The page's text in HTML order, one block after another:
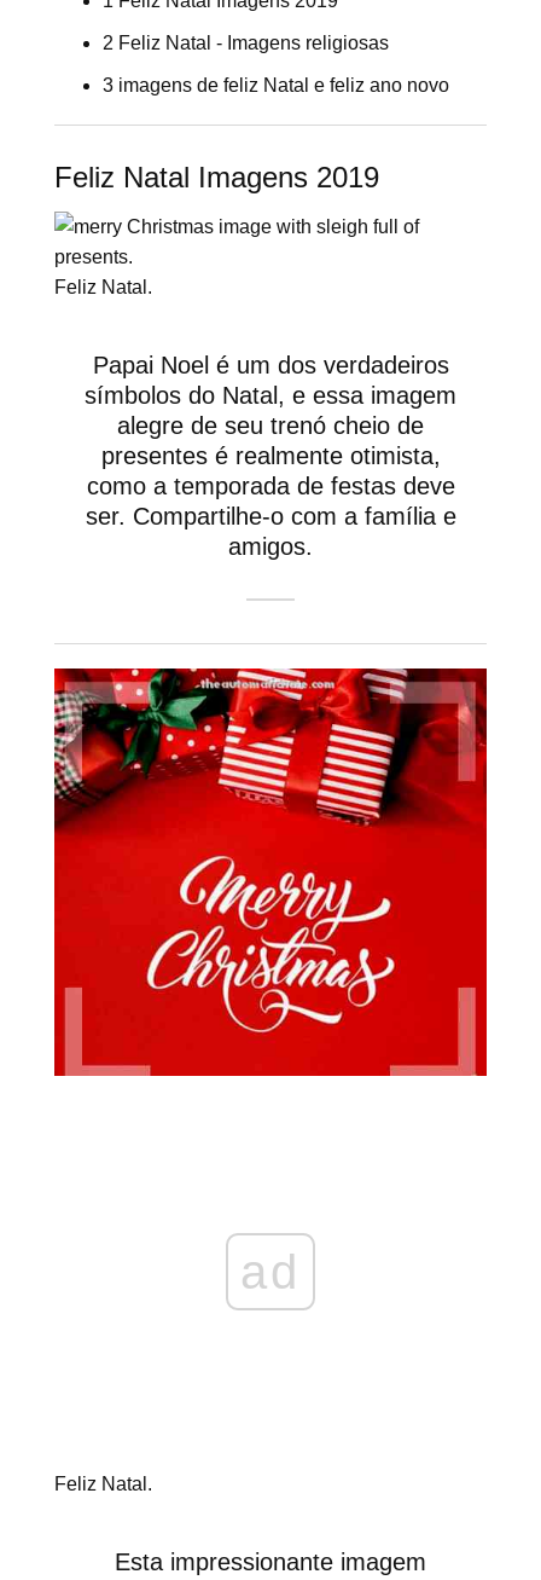
2 Feliz Natal - Imagens religiosas
3 imagens de feliz Natal e feliz ano novo
Feliz Natal Imagens 2019
Feliz Natal.
Papai Noel é um dos verdadeiros
símbolos do Natal, e essa imagem
alegre de seu trenó cheio de
presentes é realmente otimista,
como a temporada de festas deve
ser. Compartilhe-o com a família e
amigos.
ad
Feliz Natal.
Esta impressionante imagem